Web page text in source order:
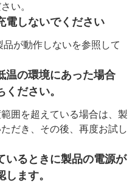
い。
電しないでください
が動作しないを参照して
温の環境にあった場合
ださい。
囲を超えている場合は、製
だき、その後、再度お試し
いるときに製品の電源が
ます。